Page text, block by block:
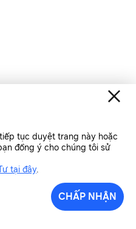
Samsung Xin chào
tục duyệt trang này hoặc
đồng ý cho chúng tôi sử
tại đây.
CHẤP NHẬN